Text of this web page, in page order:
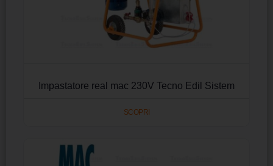
Impastatore real mac 230V Tecno Edil Sistem
SCOPRI